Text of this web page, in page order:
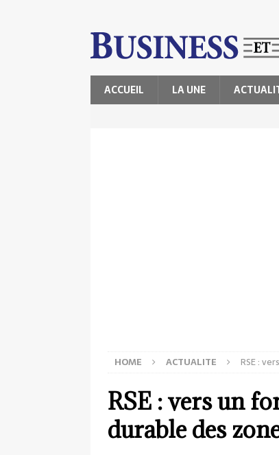
ACCUEIL LA UNE
HOME ACTUALITE RSE :
RSE : vers un
durable des